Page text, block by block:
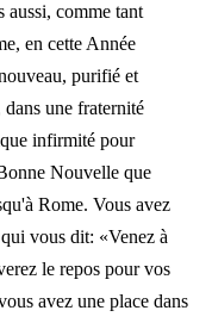
comme tant
en cette Année
purifié et
une fraternité
infirmité pour
Nouvelle que
Rome. Vous avez
vous dit: «Venez à
le repos pour vos
avez une place dans